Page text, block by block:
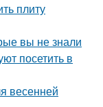
плиту
вы не знали
посетить в
весенней